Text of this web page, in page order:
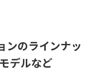
ンのラインナッ
デルなど